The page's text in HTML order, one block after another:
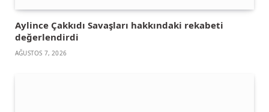
Aylince Çakkıdı Savaşları hakkındaki rekabeti
değerlendirdi
AĞUSTOS 7, 2026